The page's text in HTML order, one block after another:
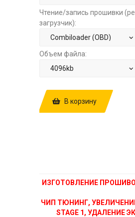
Чтение/запись прошивки
загрузчик):
Объем файла:
В корзину
ИЗГОТОВЛЕНИЕ
ЧИП ТЮНИНГ,
STAGE 1, УДАЛЕНИЕ